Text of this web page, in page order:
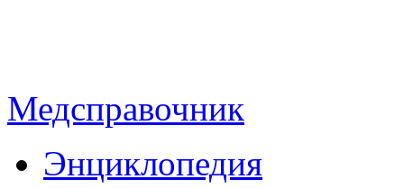
Медсправочник
Энциклопедия